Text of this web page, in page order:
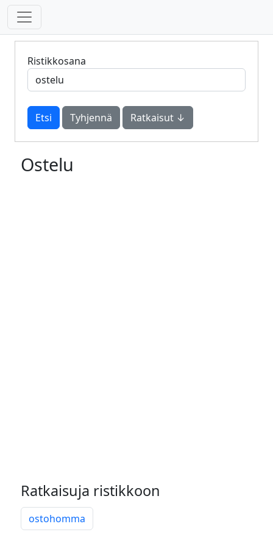
Ristikkosana
Tyhjennä Ratkaisut ↓
Ostelu
Ratkaisuja ristikkoon
ostohomma